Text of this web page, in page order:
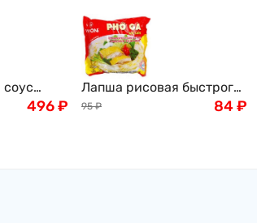
496₽
Лапша рисовая быстрого
приготовления VIFON со
95 ₽ 84₽